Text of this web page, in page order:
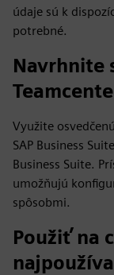
údaje sú k
potrebné.
Navrhnite
Využite
SAP Business
Business Suite.
umožňujú
spôsobmi.
Použiť na